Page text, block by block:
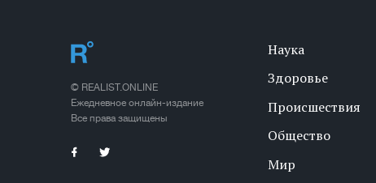
© REALIST.ONLINE
Ежедневное онлайн-издание
Все права защищены
Наука
Здоровье
Происшествия
Общество
Мир